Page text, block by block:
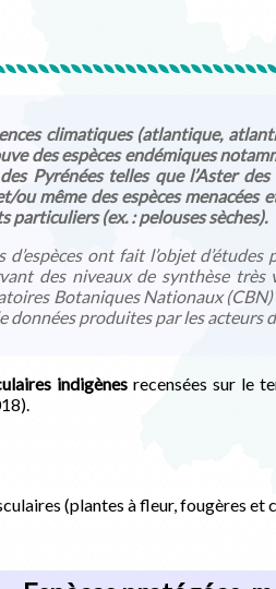
climatiques (atlantique,
des espèces endémiques
Pyrénées telles que l’Aster
même des espèces menacées
particuliers (ex. : pelouses sèches).
d’espèces ont fait l’objet
des niveaux de synthèse très
Botaniques Nationaux
données produites par les
indigènes recensées sur le
(plantes à fleur, fougères et